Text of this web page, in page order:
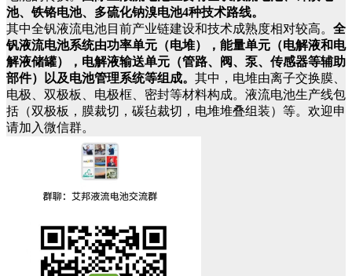
池、铁铬电池、多硫化钠溴电池4种技术路线。
其中全钒液流电池目前产业链建设和技术成熟度相对较高。 全
钒液流电池系统由功率单元（电堆），能量单元（电解液和电
解液储罐），电解液输送单元（管路、阀、泵、传感器等辅助
部件）以及电池管理系统等组成。 其中，电堆由离子交换膜、
电极、双极板、电极框、密封等材料构成。液流电池生产线包
括（双极板，膜裁切，碳毡裁切，电堆堆叠组装）等。欢迎申
请加入微信群。